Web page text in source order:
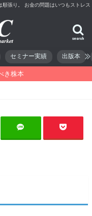
張り。 お金の問題はいつもストレス
search
セミナー実績 出版本
き株本